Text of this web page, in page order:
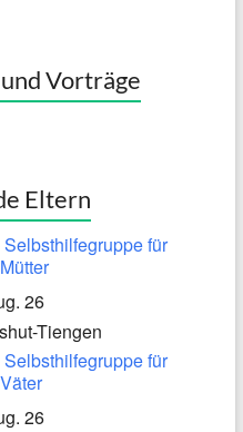
Vorträge
Eltern
für
26
Tiengen
für
26